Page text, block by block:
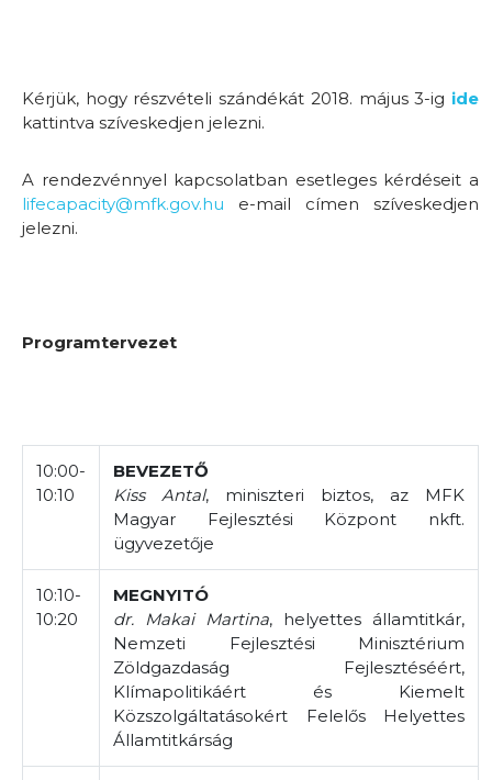
Kérjük, hogy részvételi szándékát 2018. május 3-ig ide
kattintva szíveskedjen jelezni.
A rendezvénnyel kapcsolatban esetleges kérdéseit a
lifecapacity@mfk.gov.hu e-mail címen szíveskedjen
jelezni.
Programtervezet
10:00-
10:10
BEVEZETŐ
Kiss Antal, miniszteri biztos, az MFK
Magyar Fejlesztési Központ nkft.
ügyvezetője
10:10-
10:20
MEGNYITÓ
dr. Makai Martina, helyettes államtitkár,
Nemzeti Fejlesztési Minisztérium
Zöldgazdaság Fejlesztéséért,
Klímapolitikáért és Kiemelt
Közszolgáltatásokért Felelős Helyettes
Államtitkárság